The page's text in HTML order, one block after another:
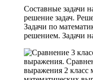
Составные задачи
решение задач.
Задачи по
решением. Задачи